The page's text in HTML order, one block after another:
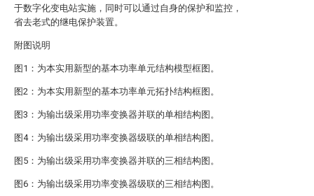
于数字化变电站实施，同时可以通过自身的保护和监控，
省去老式的继电保护装置。
附图说明
图1：为本实用新型的基本功率单元结构模型框图。
图2：为本实用新型的基本功率单元拓扑结构框图。
图3：为输出级采用功率变换器并联的单相结构图。
图4：为输出级采用功率变换器级联的单相结构图。
图5：为输出级采用功率变换器并联的三相结构图。
图6：为输出级采用功率变换器级联的三相结构图。